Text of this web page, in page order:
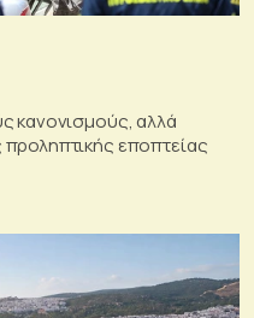
κανονισμούς, αλλά
εποπτείας